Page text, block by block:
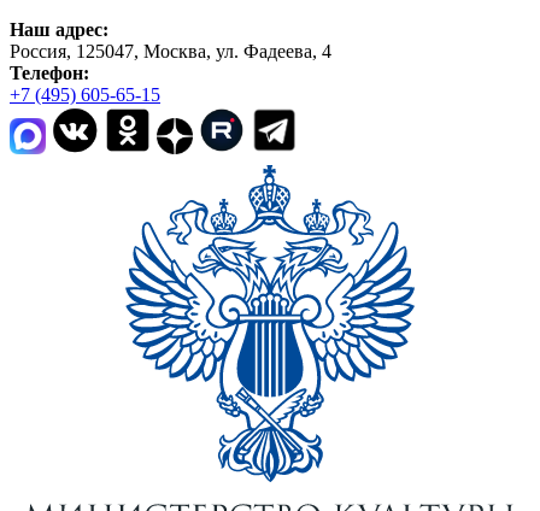
Наш адрес:
Россия, 125047, Москва, ул. Фадеева, 4
Телефон:
+7 (495) 605-65-15